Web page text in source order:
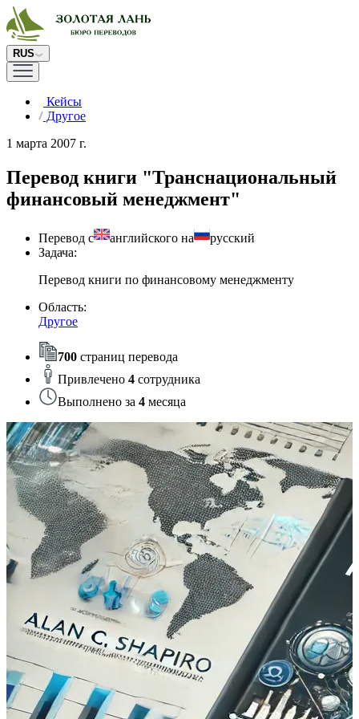
RUS
Кейсы
Другое
1 марта 2007 г.
Перевод книги "Транснациональный
финансовый менеджмент"
Перевод с английского на
русский
Задача:
Перевод книги по финансовому менеджменту
Область:
Другое
700 страниц перевода
Привлечено 4 сотрудника
Выполнено за 4 месяца